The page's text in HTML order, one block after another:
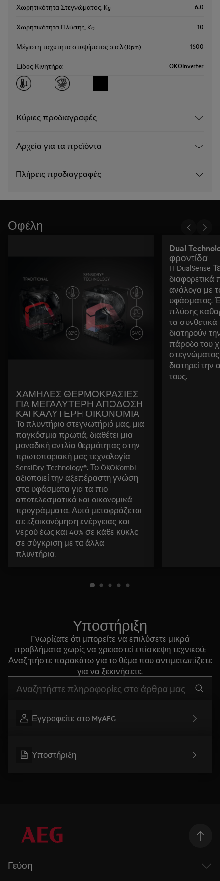
Χωρητικότητα Στεγνώματος, Kg 6.0
Χωρητικότητα Πλύσης, Kg 10
Μέγιστη ταχύτητα στυψίματος σ.α.λ.(Rpm) 1600
Είδος Κινητήρα OKOInverter
Κύριες προδιαγραφές
Αρχεία για τα προϊόντα
Πλήρεις προδιαγραφές
Οφέλη
ΧΑΜΗΛΕΣ ΘΕΡΜΟΚΡΑΣΙΕΣ
ΓΙΑ ΜΕΓΑΛΥΤΕΡΗ ΑΠΟΔΟΣΗ
ΚΑΙ ΚΑΛΥΤΕΡΗ ΟΙΚΟΝΟΜΙΑ
Το πλυντήριο στεγνωτήριό μας, μια
παγκόσμια πρωτιά, διαθέτει μια
μοναδική αντλία θερμότητας στην
πρωτοποριακή μας τεχνολογία
SensiDry Technology®. Το ÖKOKombi
αξιοποιεί την αξεπέραστη γνώση
στα υφάσματα για τα πιο
αποτελεσματικά και οικονομικά
προγράμματα. Αυτό μεταφράζεται
σε εξοικονόμηση ενέργειας και
νερού έως και 40% σε κάθε κύκλο
σε σύγκριση με τα άλλα
πλυντήρια.
Dual
φροντίδα
H DualSense
ανάλογα με
υφάσματος.
πλύσης
τα
διατηρούν
πάροδο του
στεγνώματος
διατηρεί την
τους.
Υποστήριξη
Γνωρίζατε ότι μπορείτε να επιλύσετε μικρά
προβλήματα χωρίς να χρειαστεί επίσκεψη τεχνικού;
Αναζητήστε παρακάτω για το θέμα που αντιμετωπίζετε
για να ξεκινήσετε.
Εγγραφείτε στο MyAEG
Υποστήριξη
Γεύση